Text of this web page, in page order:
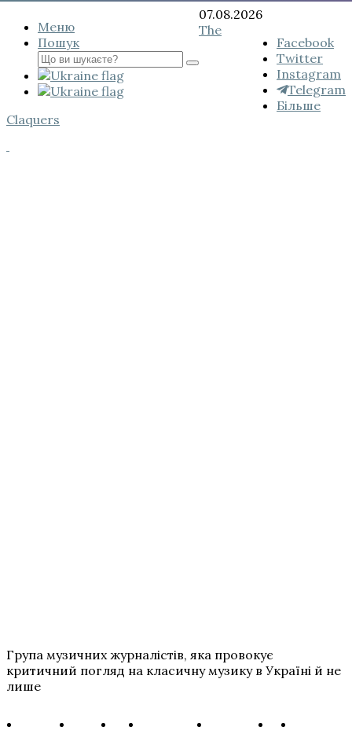
вмісту
07.08.2026
Меню
Пошук
Пошук
для:
Підпишись
на
нас:
Facebook
Twitter
Instagram
Telegram
Більше
The
Claquers
Група музичних журналістів, яка провокує
критичний погляд на класичну музику в Україні й не
лише